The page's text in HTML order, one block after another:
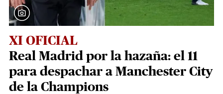
XI OFICIAL
Real Madrid por la hazaña: el 11
para despachar a Manchester City
de la Champions